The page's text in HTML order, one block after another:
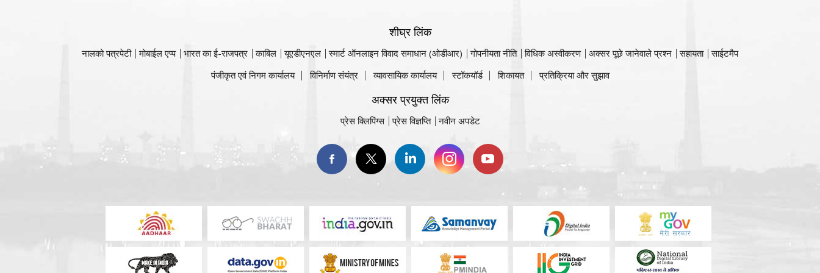
शीघ्र लिंक
नालको पत्रपेटी मोबाईल एप्प भारत का ई-राजपत्र काबिल यूएडीएनएल स्मार्ट ऑनलाइन विवाद समाधान (ओडीआर) गोपनीयता नीति विधिक अस्वीकरण अक्सर पूछे जानेवाले प्रश्न सहायता
साईटमैप
पंजीकृत एवं निगम कार्यालय
विनिर्माण संयंत्र व्यावसायिक कार्यालय स्टॉकयॉर्ड शिकायत प्रतिक्रिया और सुझाव
अक्सर प्रयुक्त लिंक
प्रेस क्लिपिंग्स प्रेस विज्ञप्ति नवीन अपडेट